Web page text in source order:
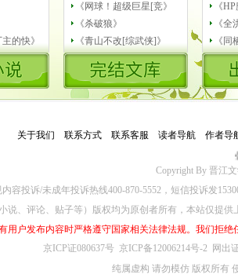
的快》
《网球！超级巨星[竞》
《杀破狼》
《青山不改[综武侠]》
《
《
《同
关于我们 联系方式 联系客服 读者导航
作者导
Copyright By 晋江
内容投诉/未成年投诉热线400-870-5552，短信投诉发
说、评论、贴子等）版权均为原创者所有，本站仅提
用户发布内容时严格遵守国家相关法律法规。我们拒
京ICP证080637号 京ICP备12006214号-2 网出
纯属虚构 请勿模仿 版权所有